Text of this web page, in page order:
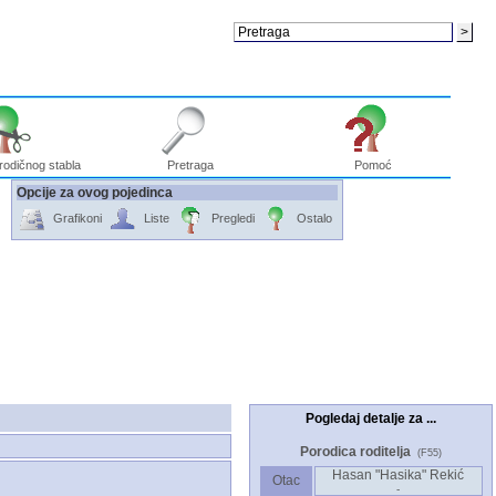
stabla Pretraga Pomoć
Opcije za ovog pojedinca
Grafikoni Liste Pregledi Ostalo
Pogledaj detalje za ...
Porodica roditelja (F55)
Otac Hasan "Hasika" Rekić
-